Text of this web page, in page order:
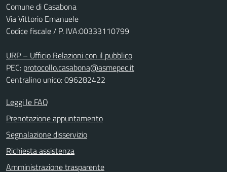
Comune di Casabona
Via Vittorio Emanuele
Codice fiscale / P. IVA:00333110799
URP – Ufficio Relazioni con il pubblico
PEC: protocollo.casabona@asmepec.it
Centralino unico: 096282422
Leggi le FAQ
Prenotazione appuntamento
Segnalazione disservizio
Richiesta assistenza
Amministrazione trasparente